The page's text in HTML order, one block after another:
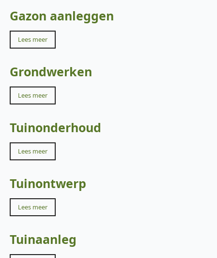
Gazon aanleggen
Lees meer
Grondwerken
Lees meer
Tuinonderhoud
Lees meer
Tuinontwerp
Lees meer
Tuinaanleg